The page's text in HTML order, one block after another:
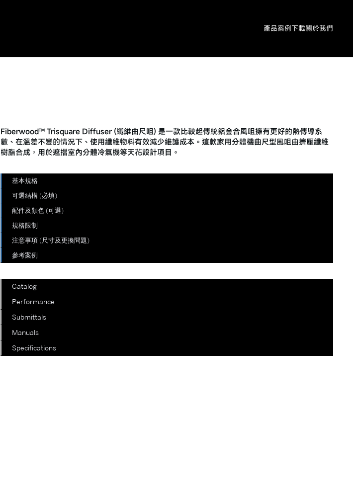
產品案例下載關於我們
Catalog
Performance
Submittals
Manuals
Specifications
Fiberwood™ Trisquare Diffuser (纖維曲尺咀) 是一款比較起傳統鋁金合風咀擁有更好的熱傳導系
數、在溫差不變的情況下、使用纖維物料有效減少維護成本。這款家用分體機曲尺型風咀由擠壓纖維
樹脂合成，用於遮擋室內分體冷氣機等天花設計項目。
基本規格
可選結構 (必填)
配件及顏色 (可選)
規格限制
注意事項 (尺寸及更換問題)
參考案例